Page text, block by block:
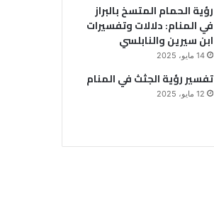
رؤية الحمام المتسخ بالبراز
في المنام: دلالات وتفسيرات
ابن سيرين والنابلسي
14 مايو، 2025
تفسير رؤية الجثث في المنام
12 مايو، 2025